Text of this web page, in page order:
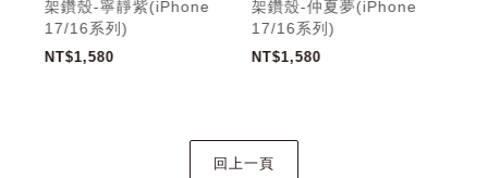
架鑽殼-寧靜紫(iPhone
17/16系列)
NT$1,580
架鑽殼-仲夏夢(iPhone
17/16系列)
NT$1,580